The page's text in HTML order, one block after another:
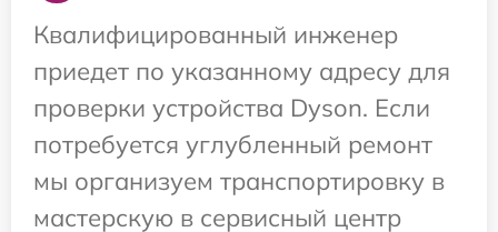
Квалифицированный инженер
приедет по указанному адресу для
проверки устройства Dyson. Если
потребуется углубленный ремонт
мы организуем транспортировку в
мастерскую в сервисный центр